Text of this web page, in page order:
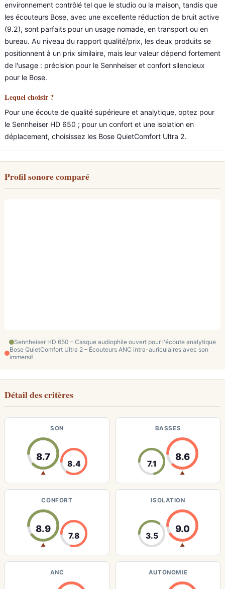
environnement contrôlé tel que le studio ou la maison, tandis que
les écouteurs Bose, avec une excellente réduction de bruit active
(9.2), sont parfaits pour un usage nomade, en transport ou en
bureau. Au niveau du rapport qualité/prix, les deux produits se
positionnent à un prix similaire, mais leur valeur dépend fortement
de l'usage : précision pour le Sennheiser et confort silencieux
pour le Bose.
Lequel choisir ?
Pour une écoute de qualité supérieure et analytique, optez pour
le Sennheiser HD 650 ; pour un confort et une isolation en
déplacement, choisissez les Bose QuietComfort Ultra 2.
Profil sonore comparé
Sennheiser HD 650 – Casque audiophile ouvert pour l'écoute analytique
Bose QuietComfort Ultra 2 – Écouteurs ANC intra-auriculaires avec son
immersif
Détail des critères
SON
8.7
▲
8.4
BASSES
7.1
8.6
▲
CONFORT
8.9
▲
7.8
ISOLATION
3.5
9.0
▲
ANC AUTONOMIE